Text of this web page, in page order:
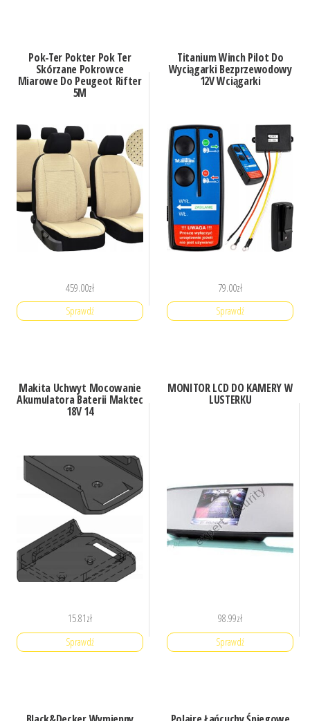
Pok-Ter Pokter Pok Ter
Skórzane Pokrowce
Miarowe Do Peugeot Rifter
5M
459.00zł
Sprawdź
Titanium Winch Pilot Do
Wyciągarki Bezprzewodowy
12V Wciągarki
79.00zł
Sprawdź
Makita Uchwyt Mocowanie
Akumulatora Baterii Maktec
18V 14
15.81zł
Sprawdź
MONITOR LCD DO KAMERY W
LUSTERKU
98.99zł
Sprawdź